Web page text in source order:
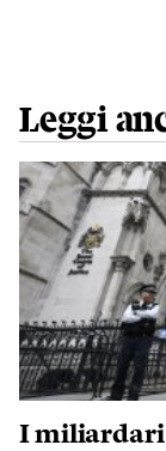
Leggi
I miliardari